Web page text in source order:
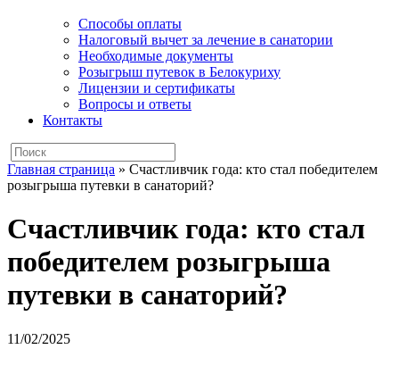
Способы оплаты
Налоговый вычет за лечение в санатории
Необходимые документы
Розыгрыш путевок в Белокуриху
Лицензии и сертификаты
Вопросы и ответы
Контакты
Главная страница » Счастливчик года: кто стал победителем
розыгрыша путевки в санаторий?
Счастливчик года: кто стал
победителем розыгрыша
путевки в санаторий?
11/02/2025